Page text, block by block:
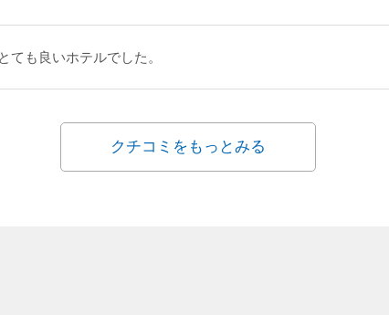
ても良いホテルでした。
クチコミをもっとみる